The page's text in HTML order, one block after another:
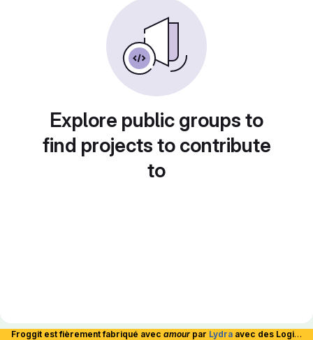
Explore public groups to
find projects to contribute
to
Froggit est fièrement fabriqué avec amour par Lydra avec des Logiciels Libres et hébergé en